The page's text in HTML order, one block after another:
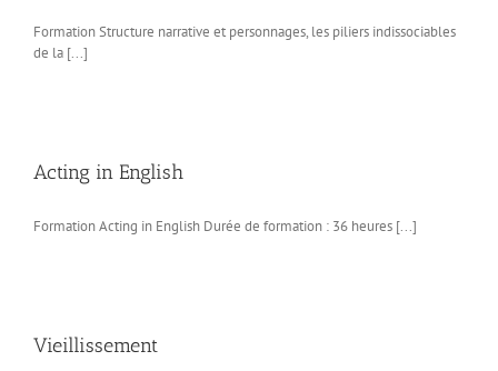
Formation Structure narrative et personnages, les piliers indissociables
de la [...]
Acting in English
Formation Acting in English Durée de formation : 36 heures [...]
Vieillissement